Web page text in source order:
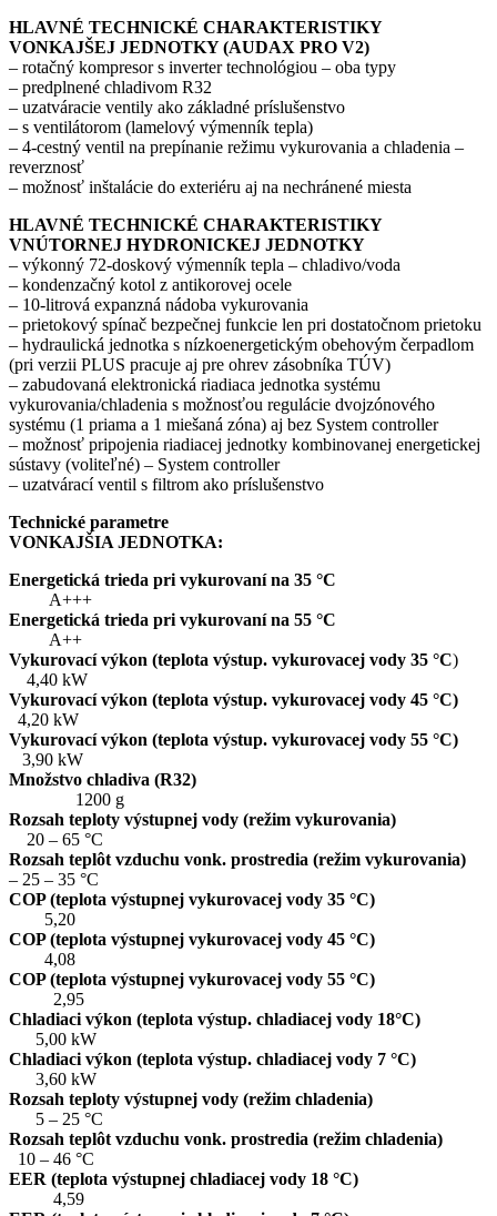
HLAVNÉ TECHNICKÉ CHARAKTERISTIKY
VONKAJŠEJ JEDNOTKY (AUDAX PRO V2)
– rotačný kompresor s inverter technológiou – oba typy
– predplnené chladivom R32
– uzatváracie ventily ako základné príslušenstvo
– s ventilátorom (lamelový výmenník tepla)
– 4-cestný ventil na prepínanie režimu vykurovania a chladenia –
reverznosť
– možnosť inštalácie do exteriéru aj na nechránené miesta
HLAVNÉ TECHNICKÉ CHARAKTERISTIKY
VNÚTORNEJ HYDRONICKEJ JEDNOTKY
– výkonný 72-doskový výmenník tepla – chladivo/voda
– kondenzačný kotol z antikorovej ocele
– 10-litrová expanzná nádoba vykurovania
– prietokový spínač bezpečnej funkcie len pri dostatočnom prietoku
– hydraulická jednotka s nízkoenergetickým obehovým čerpadlom
(pri verzii PLUS pracuje aj pre ohrev zásobníka TÚV)
– zabudovaná elektronická riadiaca jednotka systému
vykurovania/chladenia s možnosťou regulácie dvojzónového
systému (1 priama a 1 miešaná zóna) aj bez System controller
– možnosť pripojenia riadiacej jednotky kombinovanej energetickej
sústavy (voliteľné) – System controller
– uzatvárací ventil s filtrom ako príslušenstvo
Technické parametre
VONKAJŠIA JEDNOTKA:
Energetická trieda pri vykurovaní na 35 °C
A+++
Energetická trieda pri vykurovaní na 55 °C
A++
Vykurovací výkon (teplota výstup. vykurovacej vody 35 °C)
4,40 kW
Vykurovací výkon (teplota výstup. vykurovacej vody 45 °C)
4,20 kW
Vykurovací výkon (teplota výstup. vykurovacej vody 55 °C)
3,90 kW
Množstvo chladiva (R32)
1200 g
Rozsah teploty výstupnej vody (režim vykurovania)
20 – 65 °C
Rozsah teplôt vzduchu vonk. prostredia (režim vykurovania)
– 25 – 35 °C
COP (teplota výstupnej vykurovacej vody 35 °C)
5,20
COP (teplota výstupnej vykurovacej vody 45 °C)
4,08
COP (teplota výstupnej vykurovacej vody 55 °C)
2,95
Chladiaci výkon (teplota výstup. chladiacej vody 18°C)
5,00 kW
Chladiaci výkon (teplota výstup. chladiacej vody 7 °C)
3,60 kW
Rozsah teploty výstupnej vody (režim chladenia)
5 – 25 °C
Rozsah teplôt vzduchu vonk. prostredia (režim chladenia)
10 – 46 °C
EER (teplota výstupnej chladiacej vody 18 °C)
4,59